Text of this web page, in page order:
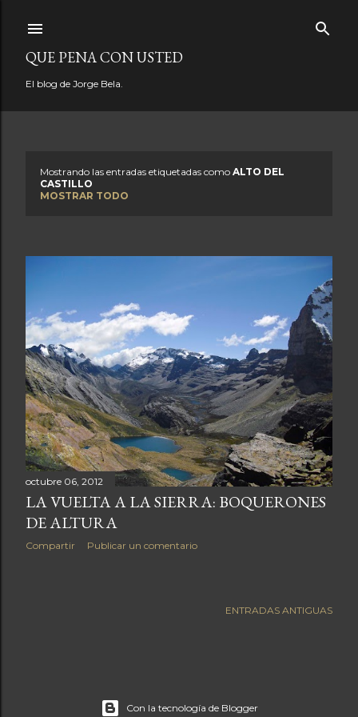
QUE PENA CON USTED
El blog de Jorge Bela.
t
a
d
a
s
Mostrando las entradas etiquetadas como ALTO DEL
CASTILLO
MOSTRAR TODO
octubre 06, 2012
LA VUELTA A LA SIERRA: BOQUERONES
DE ALTURA
Compartir Publicar un comentario
ENTRADAS ANTIGUAS
Con la tecnología de Blogger